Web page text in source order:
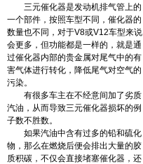
三元催化器是发动机排气管上的
一个部件，按照车型不同，催化器的
数量也不同，对于V8或V12车型来说
会更多，但功能都是一样的，就是通
过催化器内部的贵金属对尾气中的有
害气体进行转化，降低尾气对空气的
污染。
有很多车主在不经意间加了劣质
汽油，从而导致三元催化器损坏的例
子数不胜数。
如果汽油中含有过多的铅和硫化
物，那么在燃烧后便会排出大量的胶
质积碳，不仅会直接堵塞催化器，还